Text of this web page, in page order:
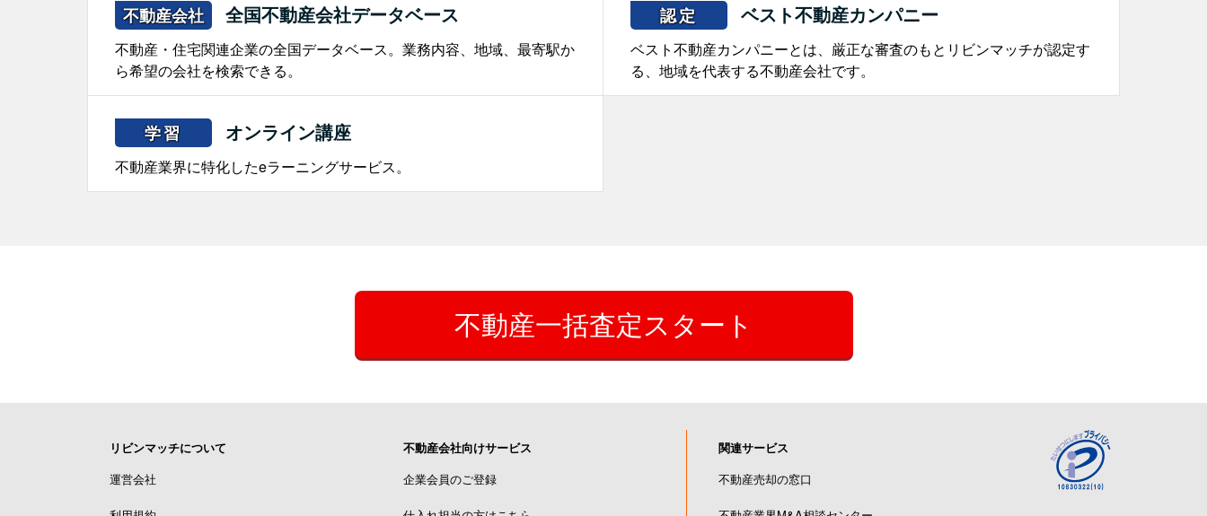
不動産会社 全国不動産会社データベース
不動産・住宅関連企業の全国データベース。業務内容、地域、最寄駅か
ら希望の会社を検索できる。
認定 ベスト不動産カンパニー
ベスト不動産カンパニーとは、厳正な審査のもとリビンマッチが認定す
る、地域を代表する不動産会社です。
学習 オンライン講座
不動産業界に特化したeラーニングサービス。
不動産一括査定スタート
リビンマッチについて
運営会社
不動産会社向けサービス
企業会員のご登録
関連サービス
不動産売却の窓口